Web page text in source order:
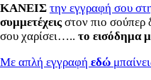
KANEΙΣ την εγγραφή σου
συμμετέχειςστον πιο σούπερ
σου χαρίσει….. το εισόδημα
Με απλή εγγραφή εδώ